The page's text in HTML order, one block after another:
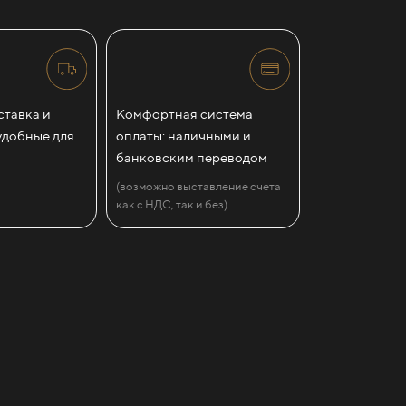
и
для
Комфортная система
оплаты: наличными и
банковским переводом
(возможно выставление счета
как с НДС, так и без)